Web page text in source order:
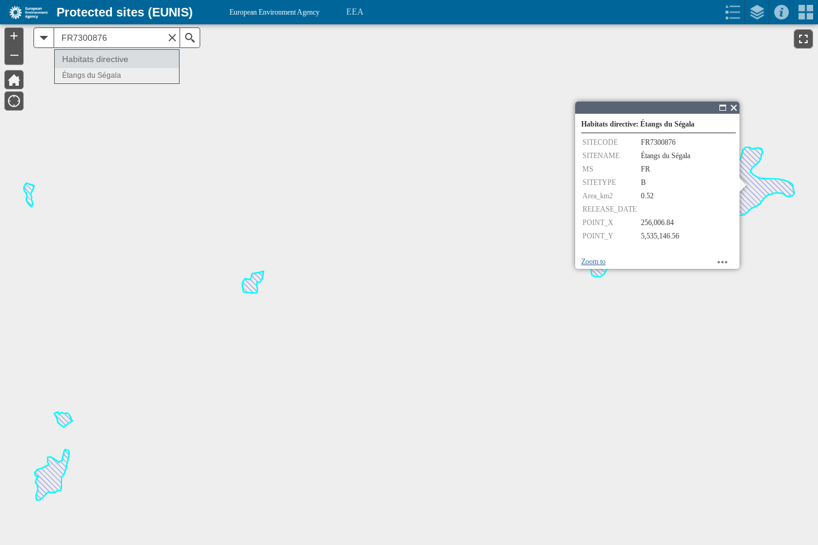
Habitats directive: Étangs du Ségala
SITECODE
FR7300876
SITENAME
Étangs du Ségala
MS
FR
SITETYPE
B
Area_km2
0.52
RELEASE_DATE
POINT_X
256,006.84
POINT_Y
5,535,146.56
Zoom to
Habitats directive
Étangs du Ségala
+
–
Protected sites (EUNIS) European Environment Agency EEA